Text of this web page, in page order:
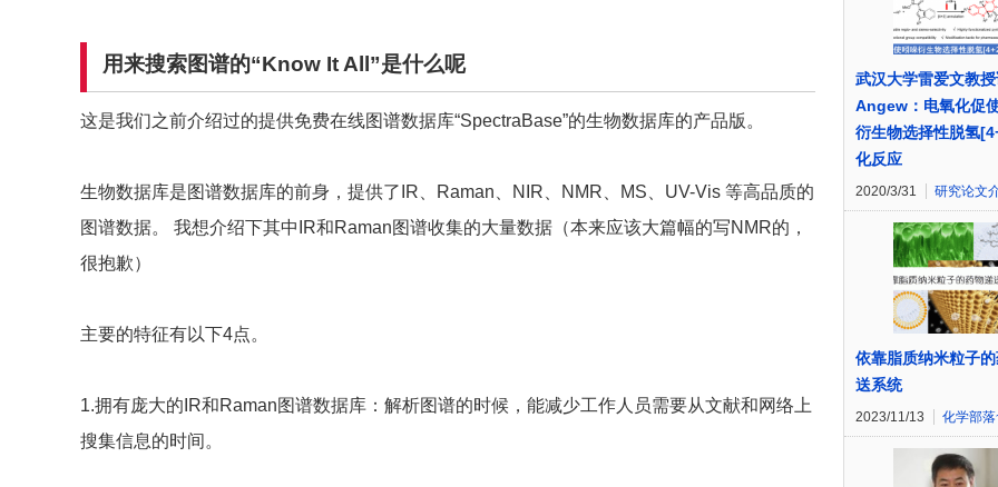
用来搜索图谱的“Know It All ”是什么呢
这是我们之前介绍过的提供免费在线图谱数据库“SpectraBase”的生物数据库的产品版。
生物数据库是图谱数据库的前身，提供了IR、Raman、NIR、NMR、MS、UV-Vis 等高品质的
图谱数据。 我想介绍下其中IR和Raman图谱收集的大量数据（本来应该大篇幅的写NMR的，
很抱歉）
主要的特征有以下4点。
1.拥有庞大的IR和Raman图谱数据库：解析图谱的时候，能减少工作人员需要从文献和网络上
搜集信息的时间。
武汉大学雷爱文教
Angew：电氧化促
衍生物选择性脱氢
化反应
2020/3/31 研究论文
依靠脂质纳米粒子
送系统
2023/11/13 化学部